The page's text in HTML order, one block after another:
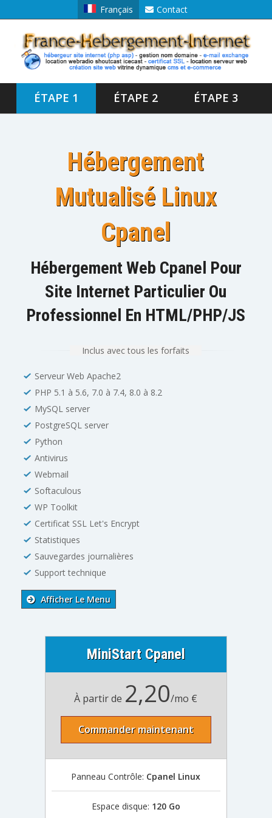
Français Contact
ÉTAPE 1 ÉTAPE 2 ÉTAPE 3
Hébergement
Mutualisé Linux
Cpanel
Hébergement Web Cpanel Pour
Site Internet Particulier Ou
Professionnel En HTML/PHP/JS
Inclus avec tous les forfaits
Serveur Web Apache2
PHP 5.1 à 5.6, 7.0 à 7.4, 8.0 à 8.2
MySQL server
PostgreSQL server
Python
Antivirus
Webmail
Softaculous
WP Toolkit
Certificat SSL Let's Encrypt
Statistiques
Sauvegardes journalières
Support technique
Afficher Le Menu
MiniStart Cpanel
À partir de 2,20/mo €
Commander maintenant
Panneau Contrôle: Cpanel Linux
Espace disque: 120 Go